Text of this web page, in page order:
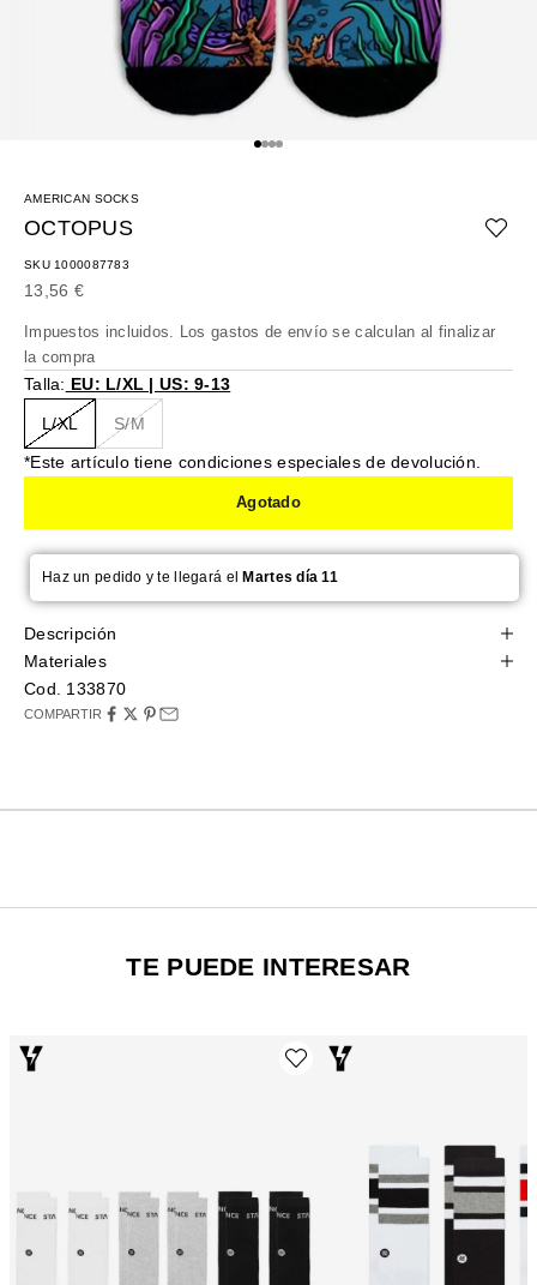
Ir al artículo 1
Ir al artículo 2
Ir al artículo 3
Ir al artículo 4
AMERICAN SOCKS
OCTOPUS
SKU 1000087783
Precio de oferta
13,56 €
Impuestos incluidos. Los gastos de envío se calculan al finalizar
la compra
Talla: EU: L/XL | US: 9-13
L/XL S/M
*Este artículo tiene condiciones especiales de devolución.
Agotado
Haz un pedido y te llegará elMartes día 11
Descripción
Materiales
Cod. 133870
COMPARTIR
TE PUEDE INTERESAR